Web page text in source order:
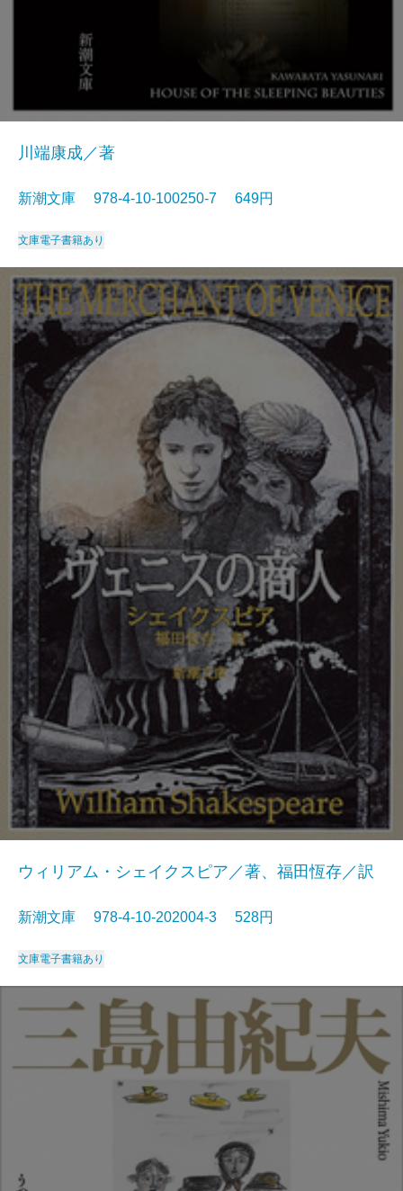
川端康成／著
新潮文庫 978-4-10-100250-7 649円
文庫電子書籍あり
ウィリアム・シェイクスピア／著、福田恆存／訳
新潮文庫 978-4-10-202004-3 528円
文庫電子書籍あり